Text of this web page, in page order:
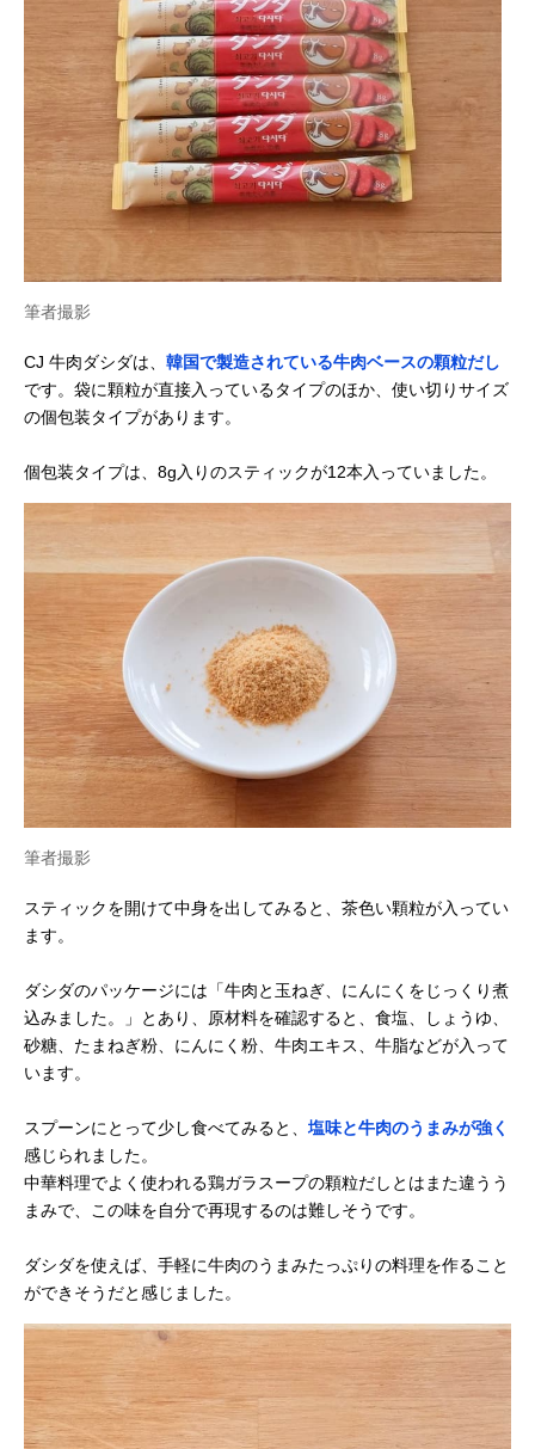
筆者撮影
CJ 牛肉ダシダは、 韓国で製造されている牛肉ベースの顆粒だし
です。袋に顆粒が直接入っているタイプのほか、使い切りサイズ
の個包装タイプがあります。
個包装タイプは、8g入りのスティックが12本入っていました。
筆者撮影
スティックを開けて中身を出してみると、茶色い顆粒が入ってい
ます。
ダシダのパッケージには「牛肉と玉ねぎ、にんにくをじっくり煮
込みました。」とあり、原材料を確認すると、食塩、しょうゆ、
砂糖、たまねぎ粉、にんにく粉、牛肉エキス、牛脂などが入って
います。
スプーンにとって少し食べてみると、 塩味と牛肉のうまみが強く
感じられました。
中華料理でよく使われる鶏ガラスープの顆粒だしとはまた違うう
まみで、この味を自分で再現するのは難しそうです。
ダシダを使えば、手軽に牛肉のうまみたっぷりの料理を作ること
ができそうだと感じました。